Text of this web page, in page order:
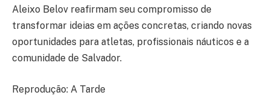
Aleixo Belov reafirmam seu compromisso de
transformar ideias em ações concretas, criando novas
oportunidades para atletas, profissionais náuticos e a
comunidade de Salvador.
Reprodução: A Tarde